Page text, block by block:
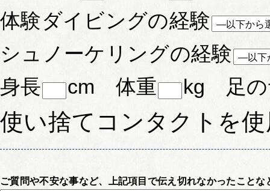
体験ダイビングの経験
シュノーケリングの経験
身長
cm 体重 kg 足の
使い捨てコンタクトを
ご質問や不安な事など、上記項目で伝え切れなかったこと